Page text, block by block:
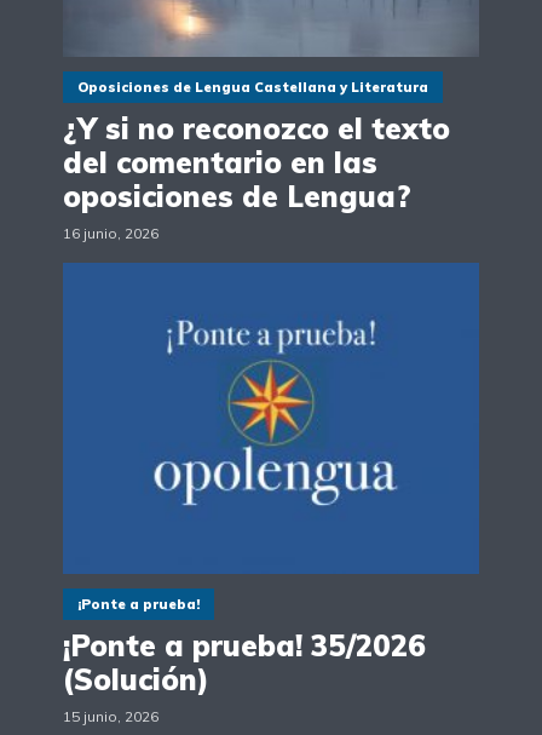
Oposiciones de Lengua Castellana y Literatura
¿Y si no reconozco el texto
del comentario en las
oposiciones de Lengua?
16 junio, 2026
¡Ponte a prueba!
¡Ponte a prueba! 35/2026
(Solución)
15 junio, 2026